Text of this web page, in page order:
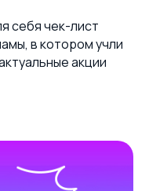
себя чек-лист
в котором учли
акции